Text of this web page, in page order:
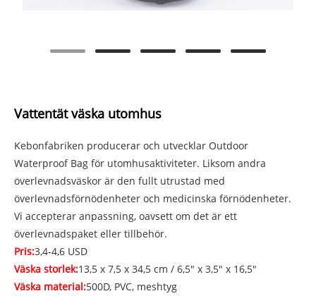
Vattentät väska utomhus
Kebonfabriken producerar och utvecklar Outdoor
Waterproof Bag för utomhusaktiviteter. Liksom andra
överlevnadsväskor är den fullt utrustad med
överlevnadsförnödenheter och medicinska förnödenheter.
Vi accepterar anpassning, oavsett om det är ett
överlevnadspaket eller tillbehör.
Pris:3,4-4,6 USD
Väska storlek:13,5 x 7,5 x 34,5 cm / 6,5" x 3,5" x 16,5"
Väska material:500D, PVC, meshtyg